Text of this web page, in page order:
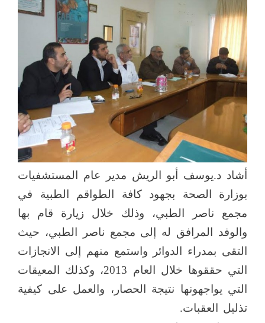
أشاد د.يوسف أبو الريش مدير عام المستشفيات
بوزارة الصحة بجهود كافة الطواقم الطبية في
مجمع ناصر الطبي، وذلك خلال زيارة قام بها
والوفد المرافق له إلى مجمع ناصر الطبي، حيث
التقى بمدراء الدوائر واستمع منهم إلى الانجازات
التي حققوها خلال العام 2013، وكذلك المعيقات
التي يواجهونها نتيجة الحصار، والعمل على كيفية
تذليل العقبات.